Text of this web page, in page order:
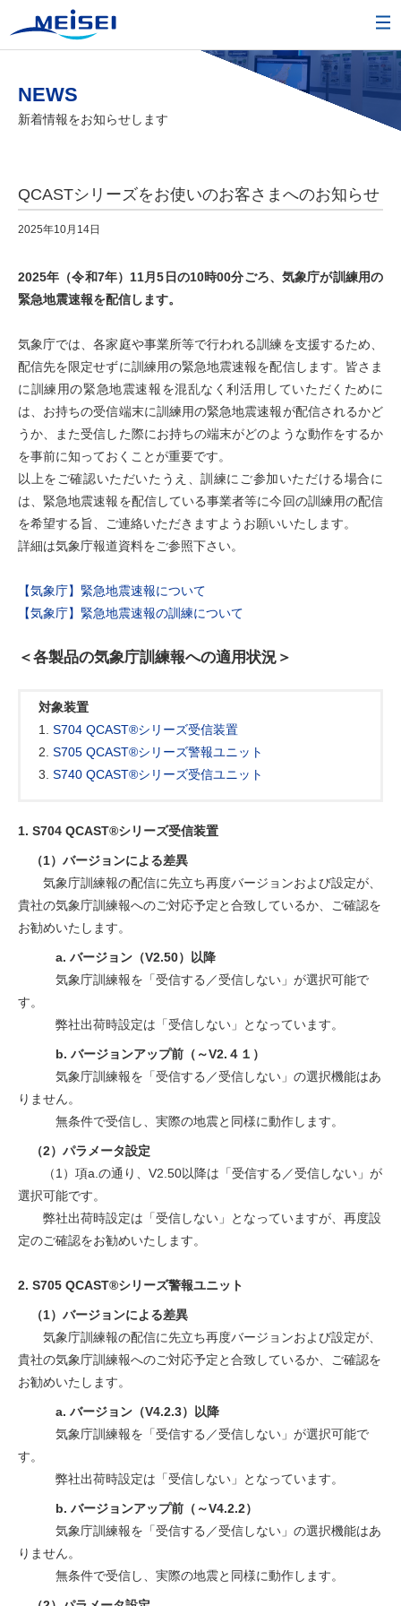
NEWS
新着情報をお知らせします
QCASTシリーズをお使いのお客さまへのお知らせ
2025年10月14日
2025年（令和7年）11月5日の10時00分ごろ、気象庁が訓練用の
緊急地震速報を配信します。
気象庁では、各家庭や事業所等で行われる訓練を支援するため、
配信先を限定せずに訓練用の緊急地震速報を配信します。皆さま
に訓練用の緊急地震速報を混乱なく利活用していただくために
は、お持ちの受信端末に訓練用の緊急地震速報が配信されるかど
うか、また受信した際にお持ちの端末がどのような動作をするか
を事前に知っておくことが重要です。
以上をご確認いただいたうえ、訓練にご参加いただける場合に
は、緊急地震速報を配信している事業者等に今回の訓練用の配信
を希望する旨、ご連絡いただきますようお願いいたします。
詳細は気象庁報道資料をご参照下さい。
【気象庁】緊急地震速報について
【気象庁】緊急地震速報の訓練について
＜各製品の気象庁訓練報への適用状況＞
対象装置
1. S704 QCAST®シリーズ受信装置
2. S705 QCAST®シリーズ警報ユニット
3. S740 QCAST®シリーズ受信ユニット
1. S704 QCAST®シリーズ受信装置
（1）バージョンによる差異
気象庁訓練報の配信に先立ち再度バージョンおよび設定が、
貴社の気象庁訓練報へのご対応予定と合致しているか、ご確認を
お勧めいたします。
a. バージョン（V2.50）以降
気象庁訓練報を「受信する／受信しない」が選択可能で
す。
弊社出荷時設定は「受信しない」となっています。
b. バージョンアップ前（～V2.４１）
気象庁訓練報を「受信する／受信しない」の選択機能はあ
りません。
無条件で受信し、実際の地震と同様に動作します。
（2）パラメータ設定
（1）項a.の通り、V2.50以降は「受信する／受信しない」が
選択可能です。
弊社出荷時設定は「受信しない」となっていますが、再度設
定のご確認をお勧めいたします。
2. S705 QCAST®シリーズ警報ユニット
（1）バージョンによる差異
気象庁訓練報の配信に先立ち再度バージョンおよび設定が、
貴社の気象庁訓練報へのご対応予定と合致しているか、ご確認を
お勧めいたします。
a. バージョン（V4.2.3）以降
気象庁訓練報を「受信する／受信しない」が選択可能で
す。
弊社出荷時設定は「受信しない」となっています。
b. バージョンアップ前（～V4.2.2）
気象庁訓練報を「受信する／受信しない」の選択機能はあ
りません。
無条件で受信し、実際の地震と同様に動作します。